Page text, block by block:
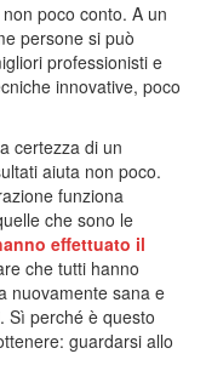
poco conto. A un
persone si può
professionisti e
innovative, poco
certezza di un
aiuta non poco.
funziona
che sono le
effettuato il
che tutti hanno
nuovamente sana e
Sì perché è questo
guardarsi allo